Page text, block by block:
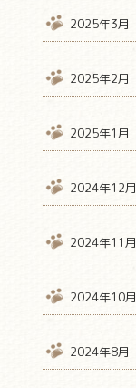
2025年3月
2025年2月
2025年1月
2024年12月
2024年11月
2024年10月
2024年8月